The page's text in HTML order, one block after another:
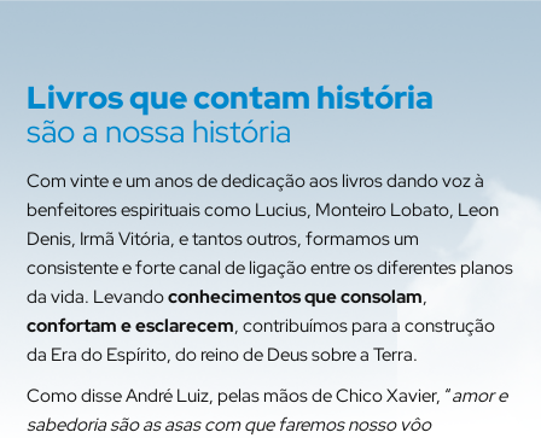
Livros que contam história
são a nossa história
Com vinte e um anos de dedicação aos livros dando voz à
benfeitores espirituais como Lucius, Monteiro Lobato, Leon
Denis, Irmã Vitória, e tantos outros, formamos um
consistente e forte canal de ligação entre os diferentes planos
da vida. Levandoconhecimentos que consolam,
confortam e esclarecem, contribuímos para a construção
da Era do Espírito, do reino de Deus sobre a Terra.
Como disse André Luiz, pelas mãos de Chico Xavier, “amor e
sabedoria são as asas com que faremos nosso vôo